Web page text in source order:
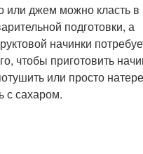
или джем можно класть в
подготовки, а
начинки
чтобы приготовить
или просто
с сахаром.